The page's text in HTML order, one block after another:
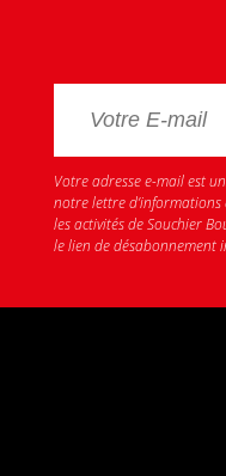
Votre adresse e-mail est
notre lettre
les activités de Souchier
le lien de désabonnement